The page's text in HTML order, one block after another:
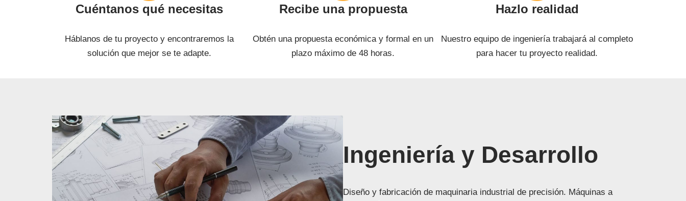
Cuéntanos qué necesitas
Háblanos de tu proyecto y encontraremos la
solución que mejor se te adapte.
Recibe una propuesta
Obtén una propuesta económica y formal en un
plazo máximo de 48 horas.
Hazlo realidad
Nuestro equipo de ingeniería trabajará al completo
para hacer tu proyecto realidad.
Ingeniería y Desarrollo
Diseño y fabricación de maquinaria industrial de precisión. Máquinas a